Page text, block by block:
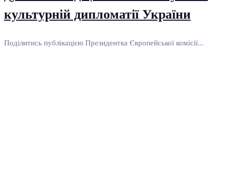
культурній дипломатії України
Поділитись публікацією Президентка Європейської комісії...